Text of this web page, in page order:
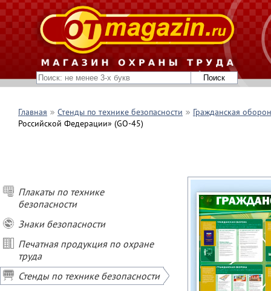
Главная Стенды по технике безопасности
Гражданская
Российской Федерации» (GO-45)
Плакаты по технике
безопасности
Знаки безопасности
Печатная продукция по охране
труда
Стенды по технике безопасности